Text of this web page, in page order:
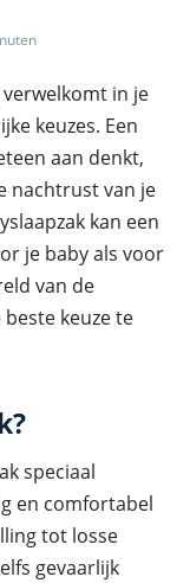
in je
keuzes. Een
aan denkt,
nachtrust van je
kan een
je baby als voor
van de
keuze te
speciaal
en comfortabel
tot losse
gevaarlijk